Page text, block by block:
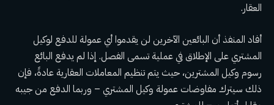
العقار.
أفاد المنفذ أن البائعين الآخرين لن يقدموا أي عمولة للدفع لوكيل
المشتري على الإطلاق في عملية تسمى الفصل. إذا لم يدفع البائع
رسوم وكيل المشترين، حيث يتم تنظيم المعاملات العقارية عادةً، فإن
ذلك سيترك مفاوضات عمولة وكيل المشتري – وربما الدفع من جيبه